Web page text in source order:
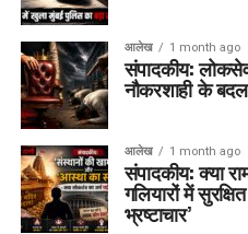
आलेख 1 month ago
संपादकीय:
नौकरशाही के
आलेख 1 month ago
संपादकीय: क्या
गलियारों में
भ्रष्टाचार’